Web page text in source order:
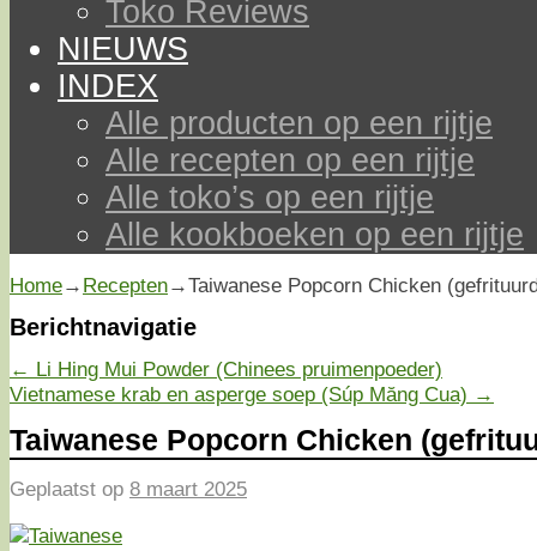
Toko Reviews
NIEUWS
INDEX
Alle producten op een rijtje
Alle recepten op een rijtje
Alle toko’s op een rijtje
Alle kookboeken op een rijtje
Home→ Recepten→Taiwanese Popcorn Chicken
Berichtnavigatie
← Li Hing Mui Powder (Chinees pruimenpoeder)
Vietnamese krab en asperge soep (Súp Măng Cua) →
Taiwanese Popcorn Chicken
Geplaatst op 8 maart 2025